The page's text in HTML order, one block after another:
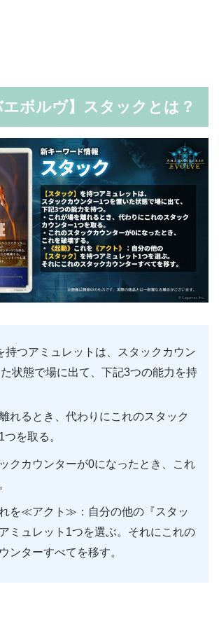
エボルヴ】スタックとは？
持つアミュレットは、スタックカウン
状態で場に出て、下記3つの能力を持
れるとき、代わりにこれのスタック
を取る。
クカウンターが0になったとき、これ
を≪アクト≫：自分の他の『スタッ
ミュレット1つを選ぶ。それにこれの
ンターすべてを移す。